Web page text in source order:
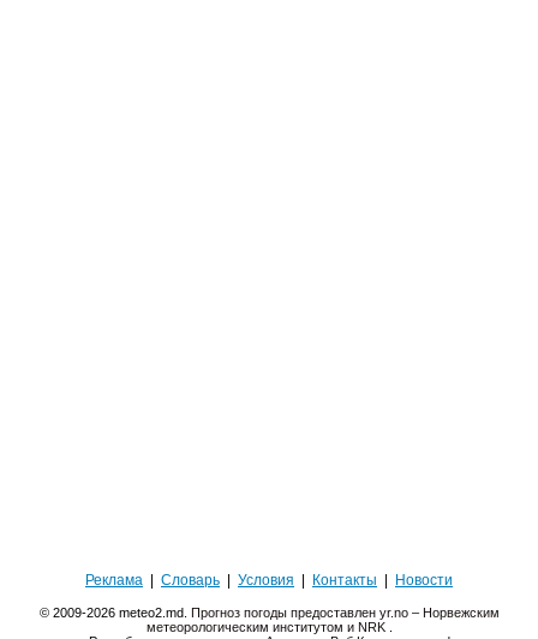
Реклама Словарь Условия Контакты Новости
© 2009-2026 meteo2.md. Прогноз погоды предоставлен yr.no – Норвежским
метеорологическим институтом и NRK